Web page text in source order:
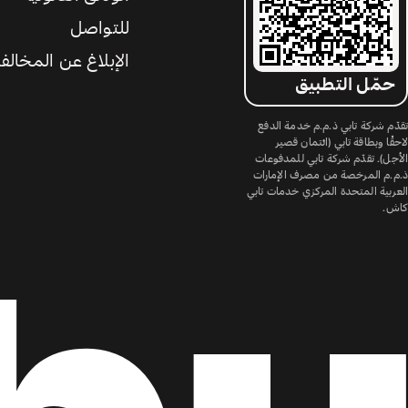
حمّل التطبيق
تقدّم شركة تابي ذ.م.م خدمة الدفع
لاحقًا وبطاقة تابي (ائتمان قصير
الأجل). تقدّم شركة تابي للمدفوعات
ذ.م.م المرخصة من مصرف الإمارات
العربية المتحدة المركزي خدمات تابي
كاش.
للتواصل
الإبلاغ عن